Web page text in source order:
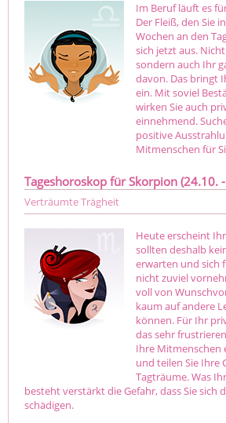
Im Beruf läuft es
Der Fleiß, den Sie
Wochen an den
sich jetzt aus.
sondern auch Ihr
davon. Das bringt
ein. Mit soviel
wirken Sie auch
einnehmend.
positive
Mitmenschen für
Tageshoroskop für Skorpion (24.10.
Verträumte Trägheit
Heute erscheint
sollten deshalb
erwarten und sich
nicht zuviel
voll von
kaum auf andere
können. Für Ihr
das sehr
Ihre Mitmenschen
und teilen Sie Ihre
Tagträume. Was
besteht verstärkt die Gefahr, dass Sie sich
schädigen.